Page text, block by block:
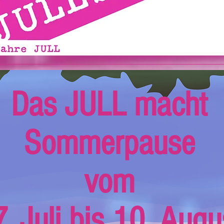
Das JULL macht
Sommerpause
vom